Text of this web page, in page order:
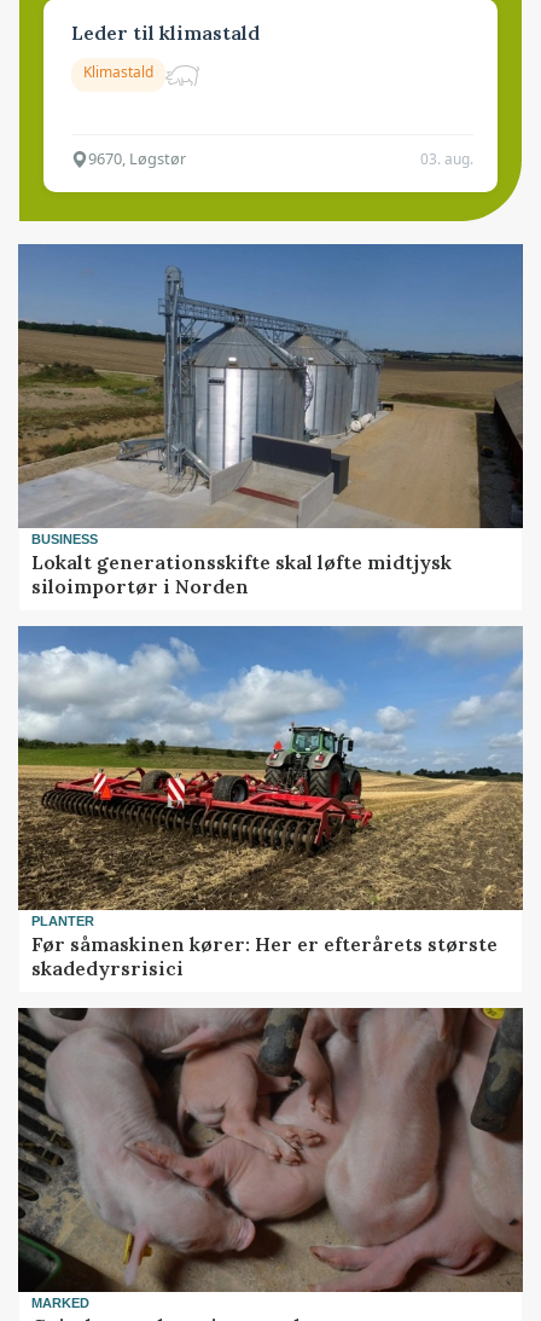
Leder til klimastald
Klimastald
9670, Løgstør 03. aug.
BUSINESS
Lokalt generationsskifte skal løfte midtjysk
siloimportør i Norden
PLANTER
Før såmaskinen kører: Her er efterårets største
skadedyrsrisici
MARKED